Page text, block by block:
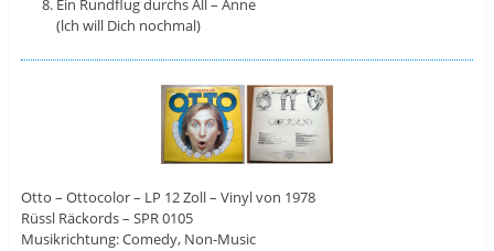
Ein Rundflug durchs All – Anne
(lch will Dich nochmal)
Otto ‎– Ottocolor – LP 12 Zoll – Vinyl von 1978
Rüssl Räckords ‎– SPR 0105
Musikrichtung: Comedy, Non-Music